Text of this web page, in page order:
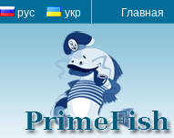
рус укр Главная